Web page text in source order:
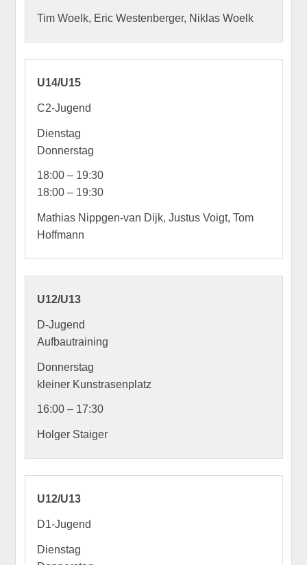
Tim Woelk, Eric Westenberger, Niklas Woelk
U14/U15
C2-Jugend
Dienstag
Donnerstag
18:00 – 19:30
18:00 – 19:30
Mathias Nippgen-van Dijk, Justus Voigt, Tom
Hoffmann
U12/U13
D-Jugend
Aufbautraining
Donnerstag
kleiner Kunstrasenplatz
16:00 – 17:30
Holger Staiger
U12/U13
D1-Jugend
Dienstag